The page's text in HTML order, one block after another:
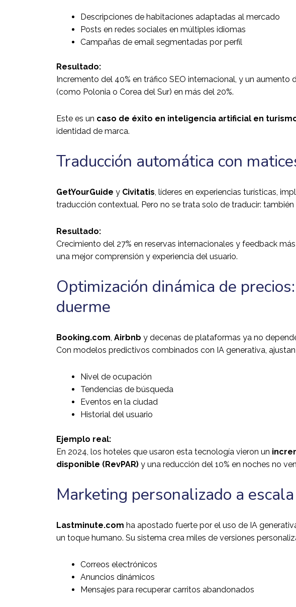
Descripciones de habitaciones adaptadas al mercado
Posts en redes sociales en múltiples idiomas
Campañas de email segmentadas por perfil
Resultado:
Incremento del 40% en tráfico SEO internacional, y un aumento
(como Polonia o Corea del Sur) en más del 20%.
Este es un caso de éxito en inteligencia artificial en
identidad de marca.
Traducción automática con
GetYourGuide y Civitatis, líderes en experiencias turísticas,
traducción contextual. Pero no se trata solo de traducir:
Resultado:
Crecimiento del 27% en reservas internacionales y feedback
una mejor comprensión y experiencia del usuario.
Optimización dinámica de
duerme
Booking.com, Airbnb y decenas de plataformas ya no
Con modelos predictivos combinados con IA generativa,
Nivel de ocupación
Tendencias de búsqueda
Eventos en la ciudad
Historial del usuario
Ejemplo real:
En 2024, los hoteles que usaron esta tecnología vieron un
disponible (RevPAR) y una reducción del 10% en noches no
Marketing personalizado a escala
Lastminute.com ha apostado fuerte por el uso de IA
un toque humano. Su sistema crea miles de versiones
Correos electrónicos
Anuncios dinámicos
Mensajes para recuperar carritos abandonados